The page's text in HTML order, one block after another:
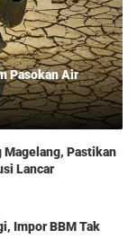
Pasokan Air
Magelang, Pastikan
Lancar
Impor BBM Tak